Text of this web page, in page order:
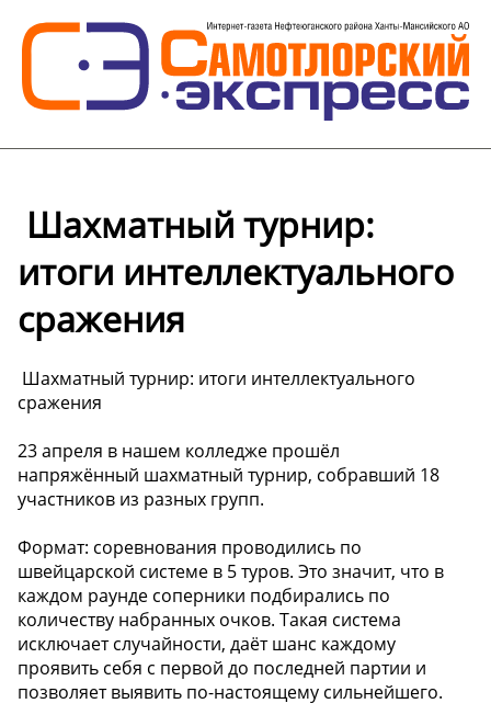
️ Шахматный турнир:
итоги интеллектуального
сражения
️ Шахматный турнир: итоги интеллектуального
сражения
23 апреля в нашем колледже прошёл
напряжённый шахматный турнир, собравший 18
участников из разных групп.
Формат: соревнования проводились по
швейцарской системе в 5 туров. Это значит, что в
каждом раунде соперники подбирались по
количеству набранных очков. Такая система
исключает случайности, даёт шанс каждому
проявить себя с первой до последней партии и
позволяет выявить по-настоящему сильнейшего.